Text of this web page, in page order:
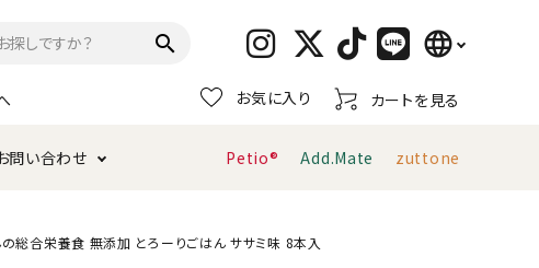
search language
日本語
English
お気に入り カートを見る
トイレタリー・消臭剤
猫砂
ペティオ公式アプリ
問い合わせ
お支払い方法・配送について
Petio® Add.Mate zuttone
総合栄養食 無添加 とろーりごはん ササミ味 8本入